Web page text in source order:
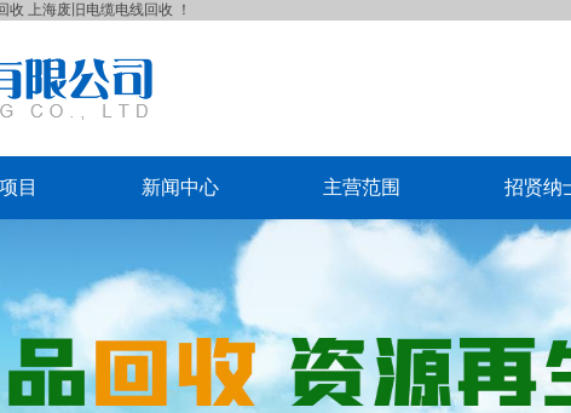
收 上海废旧电缆电线回收 ！
目 新闻中心 主营范围 招贤纳